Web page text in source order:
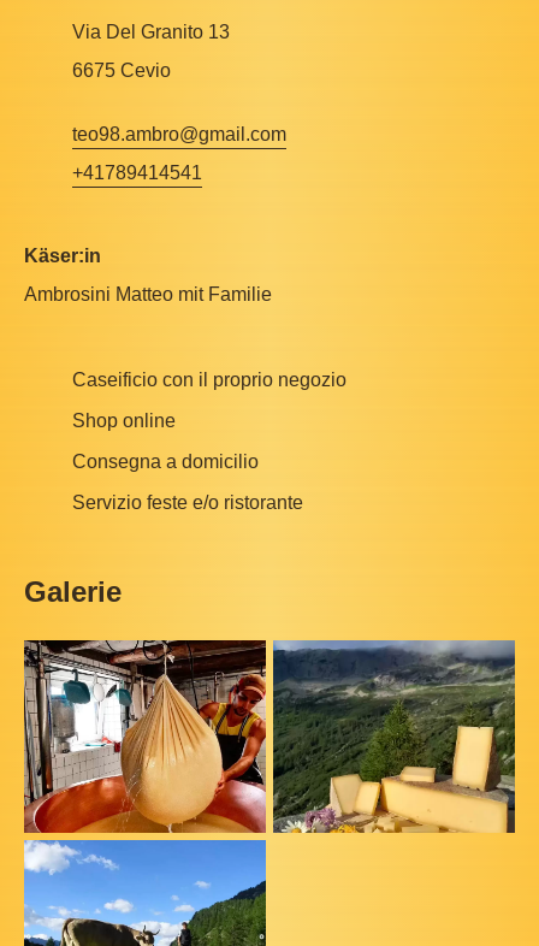
Via Del Granito 13
6675 Cevio
teo98.ambro@gmail.com
+41789414541
Käser:in
Ambrosini Matteo mit Familie
Caseificio con il proprio negozio
Shop online
Consegna a domicilio
Servizio feste e/o ristorante
Galerie